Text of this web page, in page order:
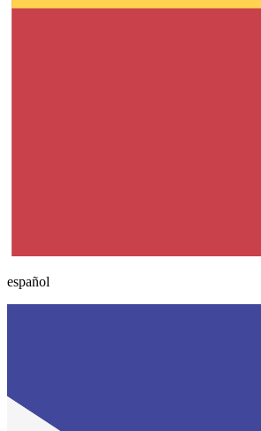
español